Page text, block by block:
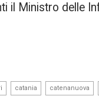
il Ministro delle
catania catenanuova